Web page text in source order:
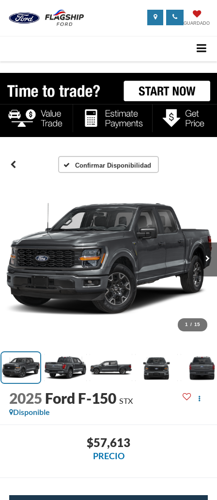
GUARDADO
Confirmar Disponibilidad
1 / 15
2025 Ford F-150 STX
Disponible
$57,613
PRECIO